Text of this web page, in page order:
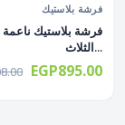
فرشة بلاستيك
فرشة بلاستيك ناعمة
الثلاث...
EGP895.00